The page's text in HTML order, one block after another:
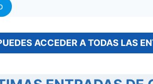
ACCEDER A TODAS LAS